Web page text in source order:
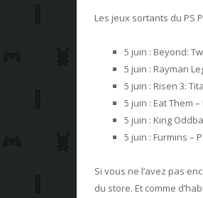
Les jeux sortants du PS
5 juin : Beyond:
5 juin : Rayman
5 juin : Risen 3:
5 juin : Eat Them –
5 juin : King
5 juin : Furmins –
Si vous ne l’avez pas
du store. Et comme